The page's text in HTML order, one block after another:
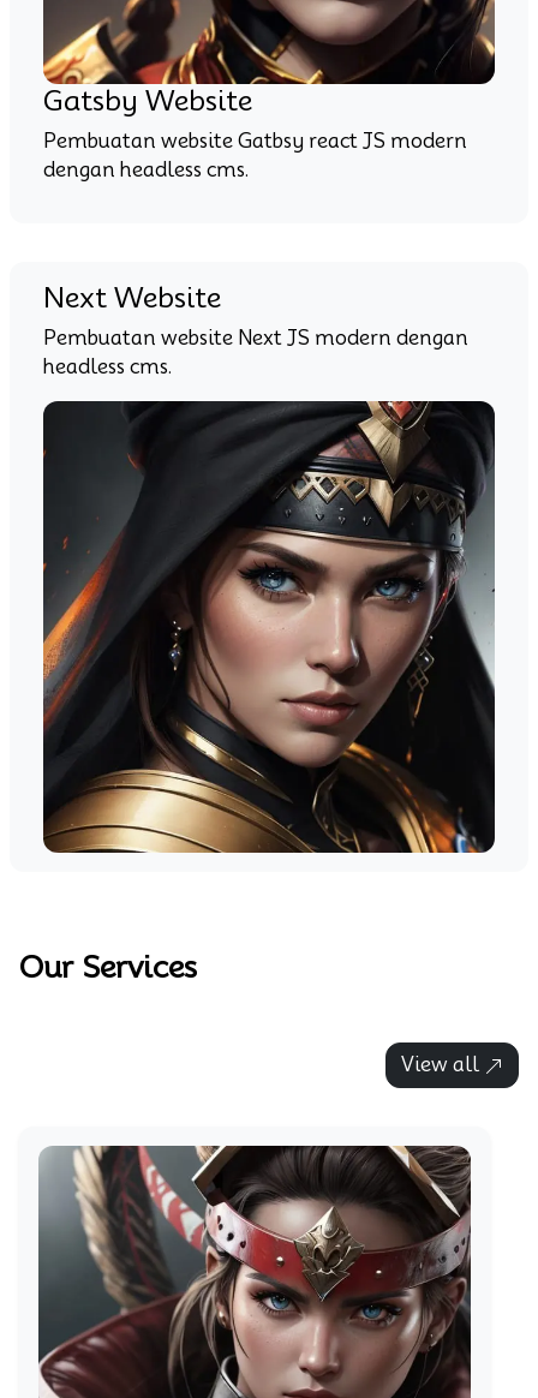
Gatsby Website
Pembuatan website Gatbsy react JS modern
dengan headless cms.
Next Website
Pembuatan website Next JS modern dengan
headless cms.
Our Services
View all